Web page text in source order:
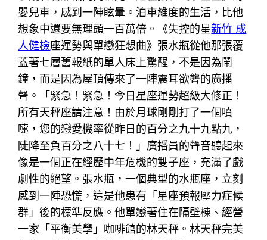
嬰兒車，感到一陣眩暈。泊車維度的生活，比他
想象中還要無理頭一百萬倍。《失控的星新竹 成
人健檢座運勢與單戀狂想曲》張水瓶從他那張覆
蓋著七層舊報紙的單人床上驚醒，不是因為鬧
鐘，而是因為屋頂傳來了一陣震耳欲聾的廣播
聲。「緊急！緊急！今日星座運勢超級大修正！
所有天秤座請注意！由於月球剛剛打了一個噴
嚏，您的戀愛機率從昨日的百分之九十九點九，
陡降至負百分之八十七！」廣播員的聲音聽起來
像是一個正在經歷中年危機的雙子座，充滿了戲
劇性的絕望。張水瓶，一個典型的水瓶座，立刻
感到一陣恐慌，這是他患有「星座預報壓力症候
群」後的標準反應。他單戀著住在隔壁棟、經營
一家「平衡美學」咖啡館的林天秤。林天秤完美